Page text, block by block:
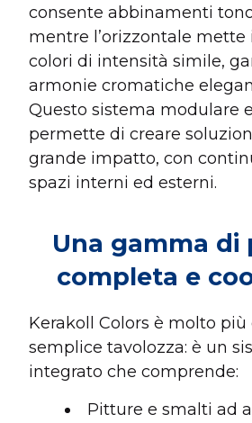
consente abbinamenti
mentre l’orizzontale mette
colori di intensità simile,
armonie cromatiche
Questo sistema modulare
permette di creare
grande impatto, con
spazi interni ed esterni.
Una gamma
completa e
Kerakoll Colors è molto più
semplice tavolozza: è un
integrato che comprende:
Pitture e smalti ad